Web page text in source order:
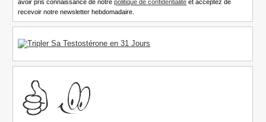
avoir pris connaissance de notrepolitique de confidentialité et acceptez de
recevoir notre newsletter hebdomadaire.